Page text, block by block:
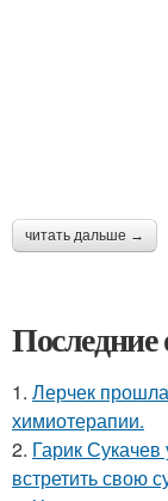
читать дальше →
Последние
1. Лерчек
химиотерапии.
2. Гарик
встретить свою